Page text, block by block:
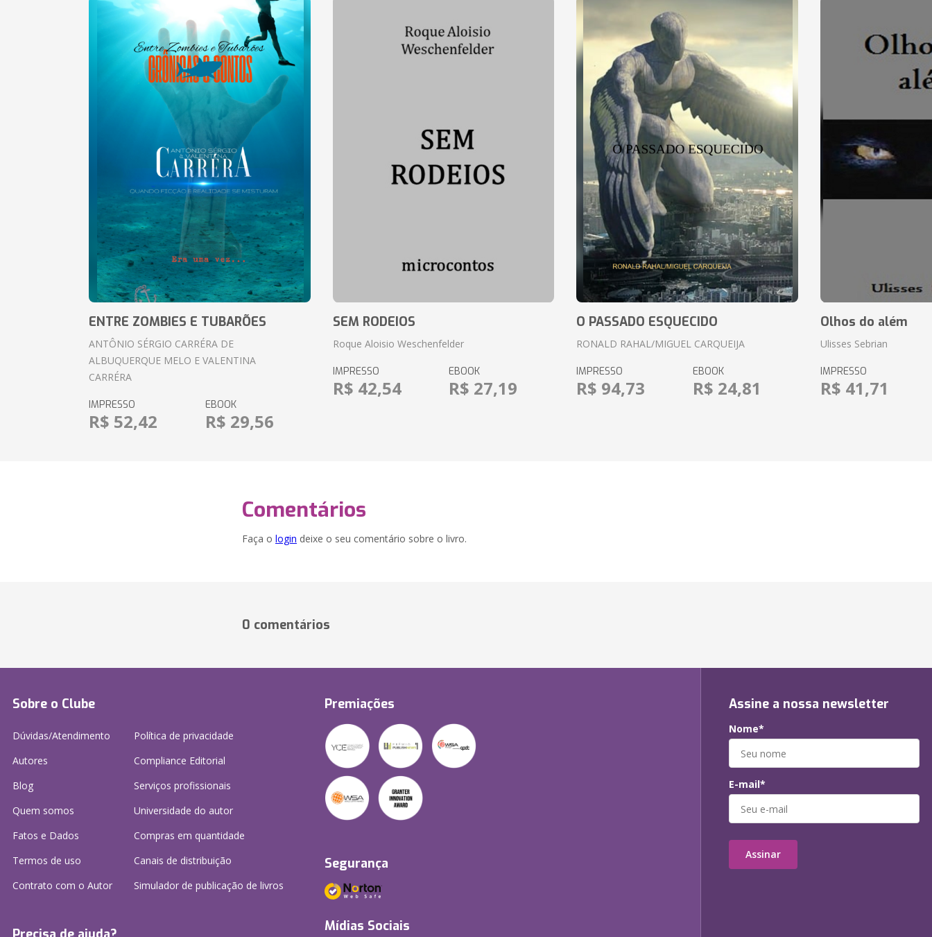
ENTRE ZOMBIES E TUBARÕES
ANTÔNIO SÉRGIO CARRÉRA DE
ALBUQUERQUE MELO E VALENTINA
CARRÉRA
IMPRESSO
R$ 52,42
EBOOK
R$ 29,56
SEM RODEIOS
Roque Aloisio Weschenfelder
IMPRESSO
R$ 42,54
EBOOK
R$ 27,19
O PASSADO ESQUECIDO
RONALD RAHAL/MIGUEL CARQUEIJA
IMPRESSO
R$ 94,73
EBOOK
R$ 24,81
Olhos do além
Ulisses Sebrian
IMPRESSO
R$ 41,71
Comentários
Faça o login deixe o seu comentário sobre o livro.
0 comentários
Sobre o Clube
Dúvidas/Atendimento
Autores
Blog
Quem somos
Fatos e Dados
Termos de uso
Contrato com o Autor
Política de privacidade
Compliance Editorial
Serviços profissionais
Universidade do autor
Compras em quantidade
Canais de distribuição
Simulador de publicação de livros
Premiações
Segurança
Mídias Sociais
Assine a nossa newsletter
Nome*
E-mail*
Assinar